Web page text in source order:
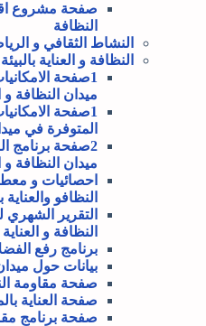
صفحة مشروع
النظافة
النشاط الثقافي و
النظافة و العناية بالبيئة
1صفحة
ميدان النظافة و
1صفحة
المتوفرة في
ميدان النظافة و
احصائيات و
النظافو
التقرير الشهري
النظافة و العناية
برنامج رفع
بيانات حول ميدان
صفحة مقاومة
صفحة العناية
صفحة برنامج